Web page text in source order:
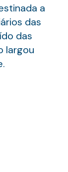
a
das
das
largou